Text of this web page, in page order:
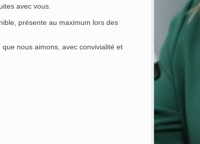
avec vous.
présente au maximum lors des
nous aimons, avec convivialité et